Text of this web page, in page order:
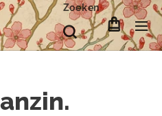
Zoeken